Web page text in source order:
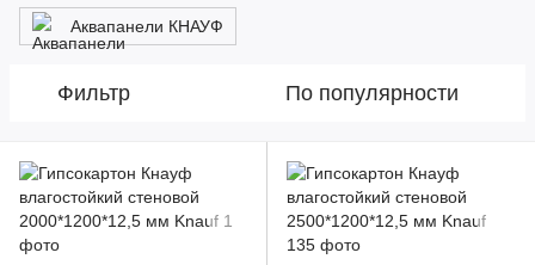
Аквапанели КНАУФ
Фильтр По популярности